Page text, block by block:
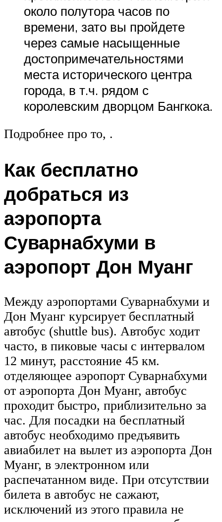
около полутора часов по
времени, зато вы пройдете
через самые насыщенные
достопримечательностями
места исторического центра
города, в т.ч. рядом с
королевским дворцом Бангкока.
Подробнее про то, .
Как бесплатно
добраться из
аэропорта
Суварнабхуми в
аэропорт Дон Муанг
Между аэропортами Суварнабхуми и
Дон Муанг курсирует бесплатный
автобус (shuttle bus). Автобус ходит
часто, в пиковые часы с интервалом
12 минут, расстояние 45 км.
отделяющее аэропорт Суварнабхуми
от аэропорта Дон Муанг, автобус
проходит быстро, приблизительно за
час. Для посадки на бесплатный
автобус необходимо предъявить
авиабилет на вылет из аэропорта Дон
Муанг, в электронном или
распечатанном виде. При отсутствии
билета в автобус не сажают,
исключений из этого правила не